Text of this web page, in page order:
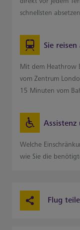
schnellsten
Sie
Mit dem Heathrow
vom Zentrum
15 Minuten vom
Assistenz
Welche
wie Sie die
Flug